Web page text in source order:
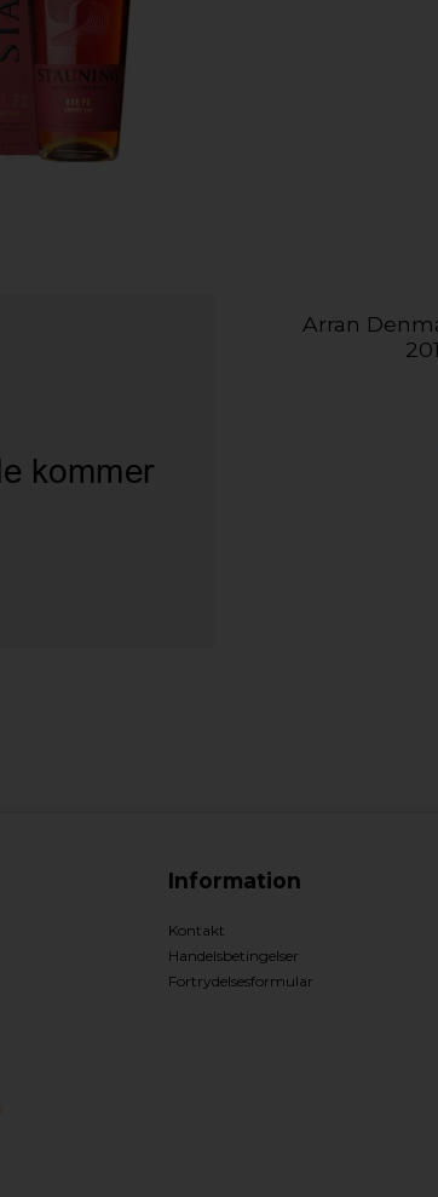
Arran
Information
Kontakt
Handelsbetingelser
Fortrydelsesformular